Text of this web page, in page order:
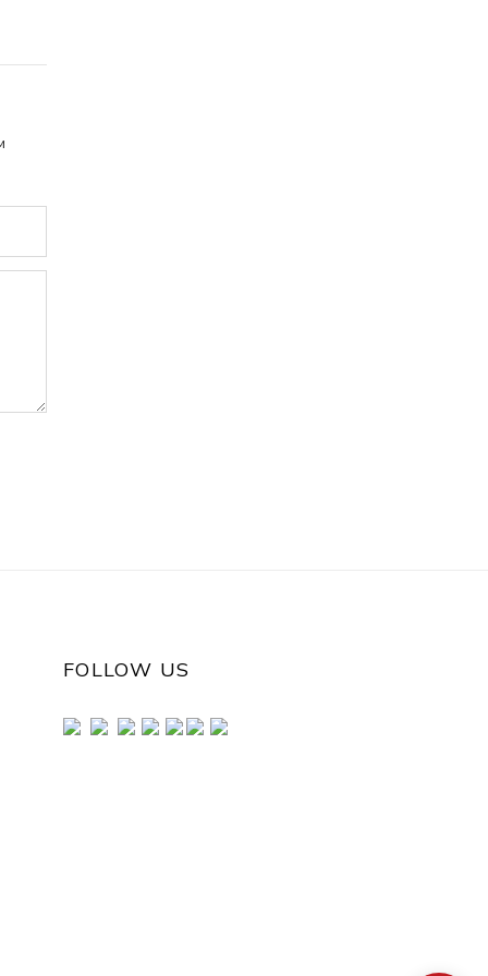
FOLLOW US